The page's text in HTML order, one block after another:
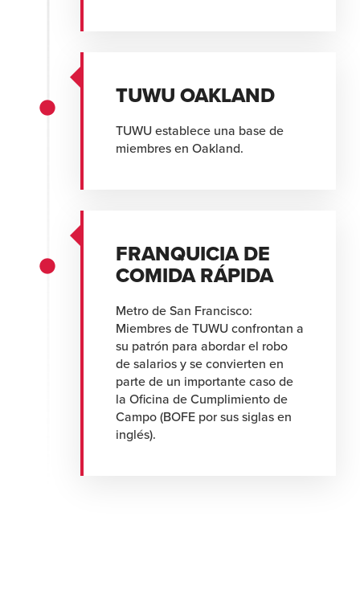
TUWU OAKLAND
TUWU establece una base de
miembres en Oakland.
FRANQUICIA DE
COMIDA RÁPIDA
Metro de San Francisco:
Miembres de TUWU confrontan a
su patrón para abordar el robo
de salarios y se convierten en
parte de un importante caso de
la Oficina de Cumplimiento de
Campo (BOFE por sus siglas en
inglés).